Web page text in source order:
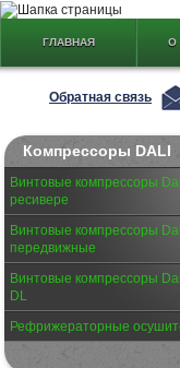
ГЛАВНАЯ О
Обратная связь
Компрессоры DALI
Винтовые компрессоры
ресивере
Винтовые компрессоры
передвижные
Винтовые компрессоры
DL
Рефрижераторные